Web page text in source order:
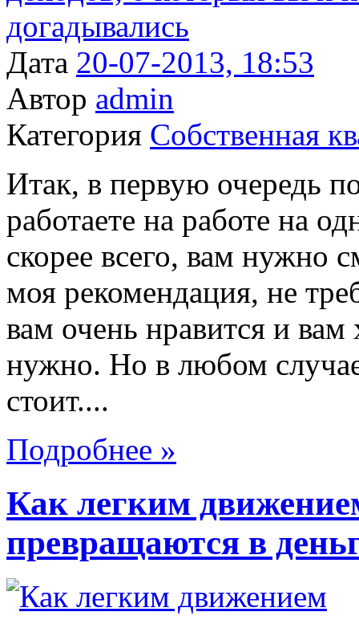
Дата 20-07-2013, 18:53
Автор admin
Категория Собственная
Итак, в первую очередь
работаете на работе на
скорее всего, вам нужно
моя рекомендация, не
вам очень нравится и
нужно. Но в любом
стоит....
Подробнее »
Как легким
превращаются в